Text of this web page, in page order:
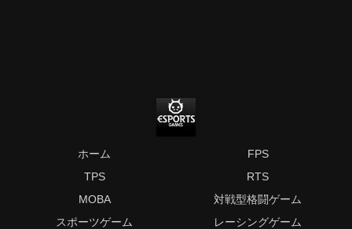
ホーム
FPS
TPS
RTS
MOBA
対戦型格闘ゲーム
スポーツゲーム
レーシングゲーム